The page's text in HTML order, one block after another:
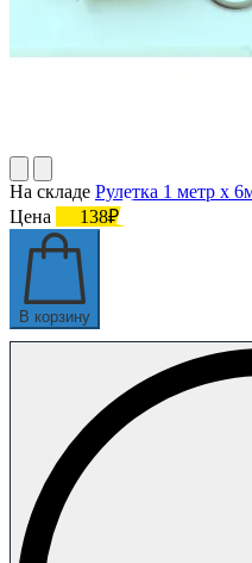
На складе Рулетка 1 метр х
Цена
138₽
В корзину